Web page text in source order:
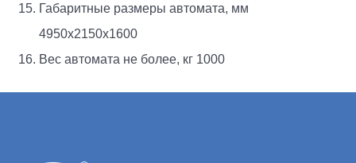
Габаритные размеры автомата, мм
4950х2150х1600
Вес автомата не более, кг 1000